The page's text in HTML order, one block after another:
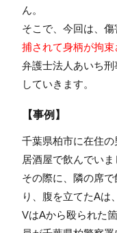
ん。
そこで、今回は、傷
捕されて身柄が拘束
弁護士法人あいち
していきます。
【事例】
千葉県柏市に在住
居酒屋で飲んでいま
その際に、隣の席
り、腹を立てたAは、
VはAから殴られた